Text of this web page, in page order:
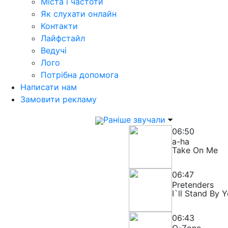
Як слухати онлайн
Контакти
Лайфстайл
Ведучі
Лого
Потрібна допомога
Написати нам
Замовити рекламу
Раніше звучали
06:50
a-ha
Take On Me
06:47
Pretenders
I`ll Stand By
06:43